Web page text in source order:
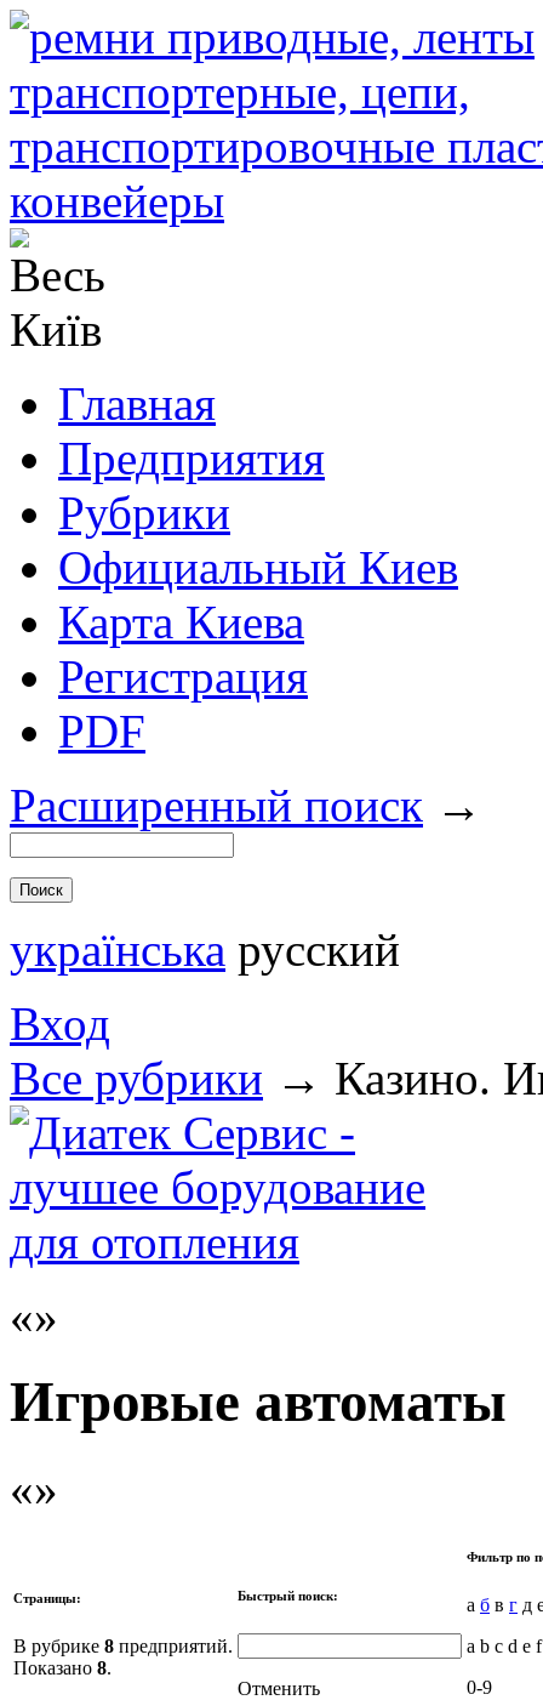
Главная
Предприятия
Рубрики
Официальный Киев
Карта Киева
Регистрация
PDF
Расширенный поиск →
українська русский
Вход
Все рубрики → Казино.
Игровые автоматы
Страницы:
В рубрике 8 предприятий.
Показано 8.
Быстрый поиск:
Отменить
Фильтр по
а б в г д
a b c d e
0-9